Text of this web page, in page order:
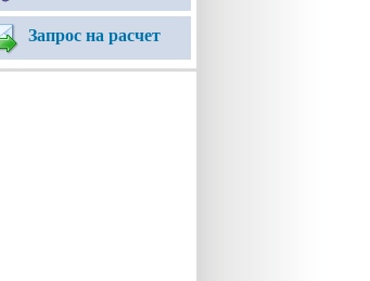
Запрос на расчет